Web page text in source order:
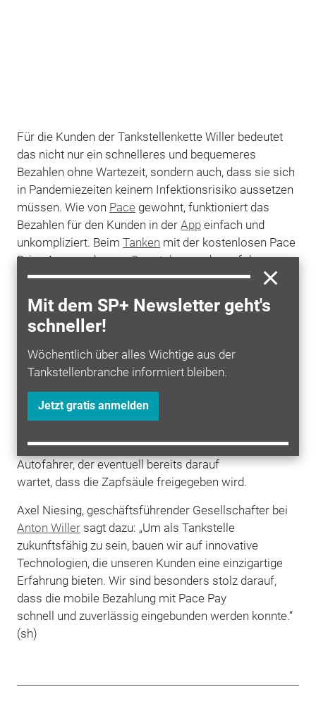
Mit dem SP+ Newsletter geht's
schneller!
Wöchentlich über alles Wichtige aus der
Tankstellenbranche informiert bleiben.
Jetzt gratis anmelden
Für die Kunden der Tankstellenkette Willer bedeutet
das nicht nur ein schnelleres und bequemeres
Bezahlen ohne Wartezeit, sondern auch, dass sie sich
in Pandemiezeiten keinem Infektionsrisiko aussetzen
müssen. Wie von Pace gewohnt, funktioniert das
Bezahlen für den Kunden in der Appeinfach und
unkompliziert. Beim Tanken mit der kostenlosen Pace
Drive App werden amSmartphoneoder auf der
Smartwatch dieZapfsäuleund eine Zahlungsmethode
ausgewählt. Nach dem Tanken wird die Zahlung
freigegeben und schon kann man weiterfahren. Die
Zahlung ist zum Beispiel mit
PayPal und Giropay/Paydirekt möglich.
Die Bezahlung wird nicht nur einfacher und schneller,
es ergeben sich auch eine Vielzahl anderer Vorteile:
So müssen zum Beispiel Motorradfahrer den Helm
verkürzt sich auch die Wartezeit für den nächsten
Autofahrer, der eventuell bereits darauf
wartet, dass die Zapfsäule freigegeben wird.
Axel Niesing, geschäftsführender Gesellschafter bei
Anton Willersagt dazu: „Um als Tankstelle
zukunftsfähig zu sein, bauen wir auf innovative
Technologien, die unseren Kunden eine einzigartige
Erfahrung bieten. Wir sind besonders stolz darauf,
dass die mobile Bezahlung mit Pace Pay
schnell und zuverlässig eingebunden werden konnte.“
(sh)